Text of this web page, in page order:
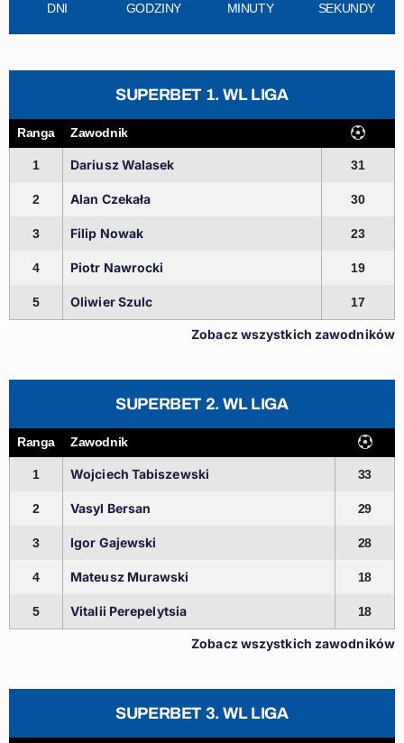
DNI GODZINY MINUTY SEKUNDY
SUPERBET 1. WL LIGA
Ranga Zawodnik
1 Dariusz Walasek 31
2 Alan Czekała 30
3 Filip Nowak 23
4 Piotr Nawrocki 19
5 Oliwier Szulc 17
Zobacz wszystkich zawodników
SUPERBET 2. WL LIGA
Ranga Zawodnik
1 Wojciech Tabiszewski 33
2 Vasyl Bersan 29
3 Igor Gajewski 28
4 Mateusz Murawski 18
5 Vitalii Perepelytsia 18
Zobacz wszystkich zawodników
SUPERBET 3. WL LIGA